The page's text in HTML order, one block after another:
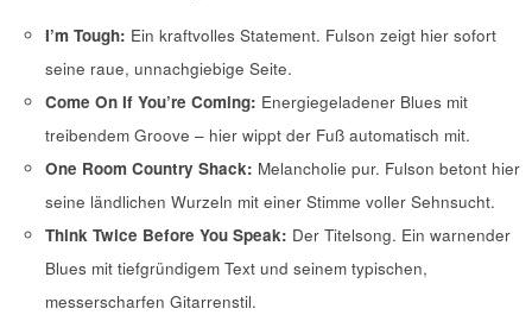
I’m Tough: Ein kraftvolles Statement. Fulson zeigt hier sofort
seine raue, unnachgiebige Seite.
Come On If You’re Coming: Energiegeladener Blues mit
treibendem Groove – hier wippt der Fuß automatisch mit.
One Room Country Shack: Melancholie pur. Fulson betont hier
seine ländlichen Wurzeln mit einer Stimme voller Sehnsucht.
Think Twice Before You Speak: Der Titelsong. Ein warnender
Blues mit tiefgründigem Text und seinem typischen,
messerscharfen Gitarrenstil.